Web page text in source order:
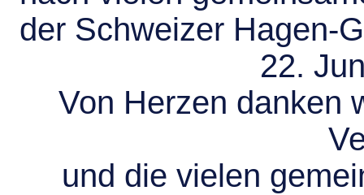
der Schweizer Hagen-
22.
Von Herzen danken
und die vielen